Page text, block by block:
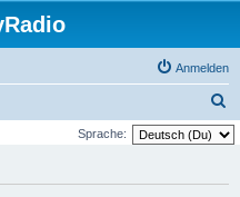
Anmelden
u
Sprache: